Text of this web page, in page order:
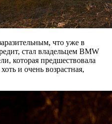
что уже в
стал владельцем BMW
которая предшествовала
и очень возрастная,